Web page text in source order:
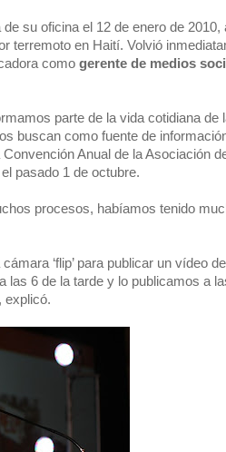
su oficina el 12 de enero de 2010,
terremoto en Haití. Volvió
como gerente de medios
parte de la vida cotidiana de
buscan como fuente de
Anual de la Asociación
pasado 1 de octubre.
procesos, habíamos tenido
‘flip’ para publicar un vídeo
las 6 de la tarde y lo publicamos a
explicó.